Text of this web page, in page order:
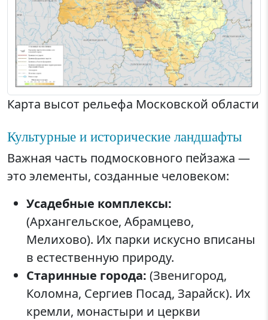
Карта высот рельефа Московской области
Культурные и исторические ландшафты
Важная часть подмосковного пейзажа —
это элементы, созданные человеком:
Усадебные комплексы:
(Архангельское, Абрамцево,
Мелихово). Их парки искусно вписаны
в естественную природу.
Старинные города: (Звенигород,
Коломна, Сергиев Посад, Зарайск). Их
кремли, монастыри и церкви